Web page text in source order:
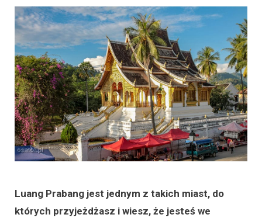
Luang Prabang jest jednym z takich miast, do
których przyjeżdżasz i wiesz, że jesteś we